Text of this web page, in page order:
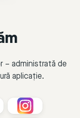
– administrată de
aplicație.